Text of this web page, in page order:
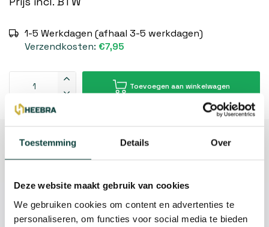
Toestemming Details Over
Deze website maakt gebruik van cookies
We gebruiken cookies om content en advertenties te
personaliseren, om functies voor social media te bieden
1-5 Werkdagen (afhaal 3-5 werkdagen)
Verzendkosten: €7,95
Toevoegen aan winkelwagen
Kunnen we je helpen?